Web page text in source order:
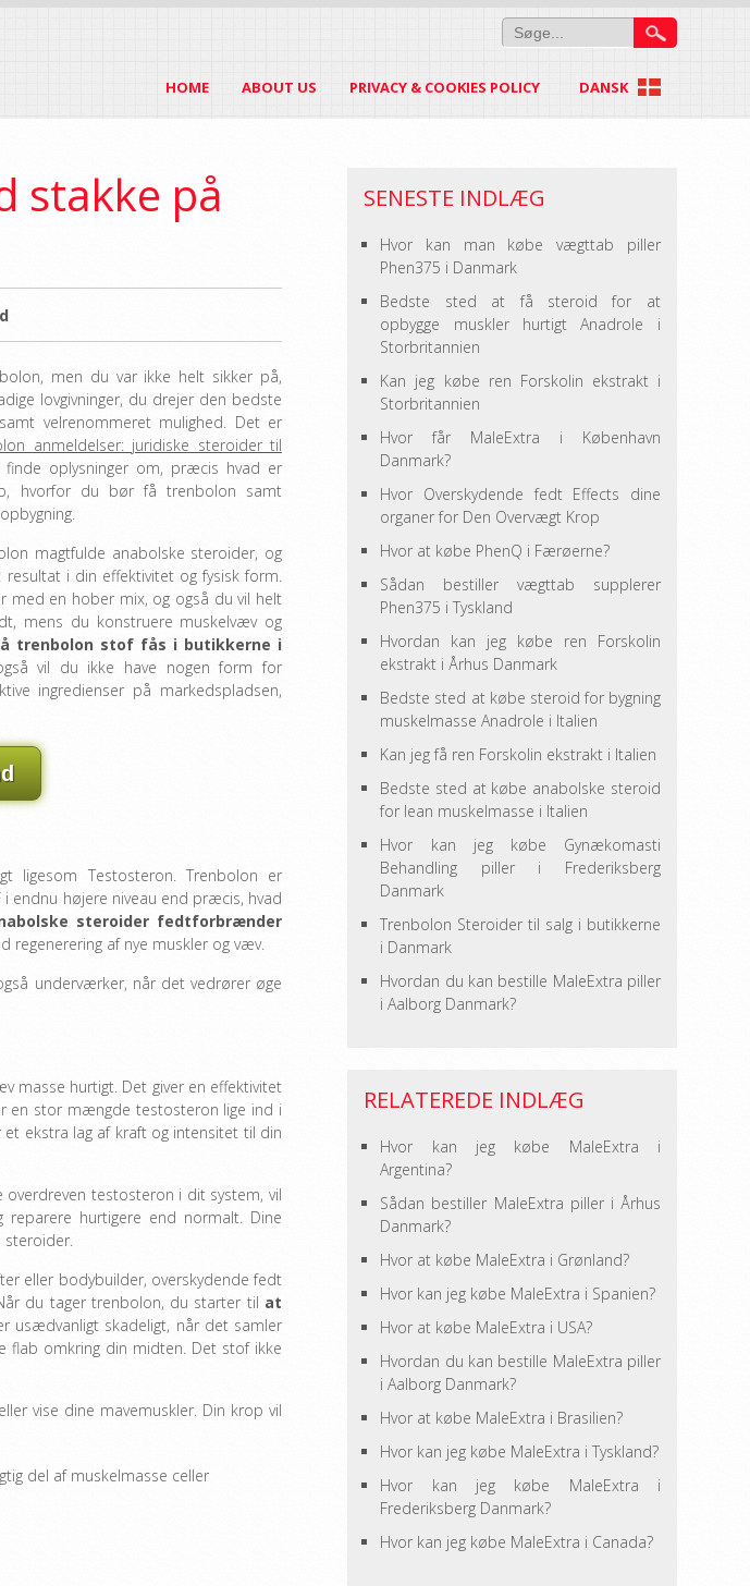
HOME ABOUT US PRIVACY & COOKIES POLICY DANSK
stakke på
men du var ikke helt sikker på,
lovgivninger, du drejer den bedste
velrenommeret mulighed. Det er
anmeldelser: juridiske steroider til
oplysninger om, præcis hvad er
hvorfor du bør få trenbolon samt
magtfulde anabolske steroider, og
i din effektivitet og fysisk form.
med en hober mix, og også du vil helt
mens du konstruere muskelvæv og
trenbolon stof fås i butikkerne i
vil du ikke have nogen form for
ingredienser på markedspladsen,
ligesom Testosteron. Trenbolon er
endnu højere niveau end præcis, hvad
steroider fedtforbrænder
af nye muskler og væv.
underværker, når det vedrører øge
masse hurtigt. Det giver en effektivitet
en stor mængde testosteron lige ind i
ekstra lag af kraft og intensitet til din
testosteron i dit system, vil
hurtigere end normalt. Dine
steroider.
eller bodybuilder, overskydende fedt
du tager trenbolon, du starter til at
usædvanligt skadeligt, når det samler
flab omkring din midten. Det stof ikke
vise dine mavemuskler. Din krop vil
del af muskelmasse celler
SENESTE INDLÆG
Hvor kan man købe vægttab piller
Phen375 i Danmark
Bedste sted at få steroid for at
opbygge muskler hurtigt Anadrole i
Storbritannien
Kan jeg købe ren Forskolin ekstrakt i
Storbritannien
Hvor får MaleExtra i København
Danmark?
Hvor Overskydende fedt Effects dine
organer for Den Overvægt Krop
Hvor at købe PhenQ i Færøerne?
Sådan bestiller vægttab supplerer
Phen375 i Tyskland
Hvordan kan jeg købe ren Forskolin
ekstrakt i Århus Danmark
Bedste sted at købe steroid for bygning
muskelmasse Anadrole i Italien
Kan jeg få ren Forskolin ekstrakt i Italien
Bedste sted at købe anabolske steroid
for lean muskelmasse i Italien
Hvor kan jeg købe Gynækomasti
Behandling piller i Frederiksberg
Danmark
Trenbolon Steroider til salg i butikkerne
i Danmark
Hvordan du kan bestille MaleExtra piller
i Aalborg Danmark?
RELATEREDE INDLÆG
Hvor kan jeg købe MaleExtra i
Argentina?
Sådan bestiller MaleExtra piller i Århus
Danmark?
Hvor at købe MaleExtra i Grønland?
Hvor kan jeg købe MaleExtra i Spanien?
Hvor at købe MaleExtra i USA?
Hvordan du kan bestille MaleExtra piller
i Aalborg Danmark?
Hvor at købe MaleExtra i Brasilien?
Hvor kan jeg købe MaleExtra i Tyskland?
Hvor kan jeg købe MaleExtra i
Frederiksberg Danmark?
Hvor kan jeg købe MaleExtra i Canada?